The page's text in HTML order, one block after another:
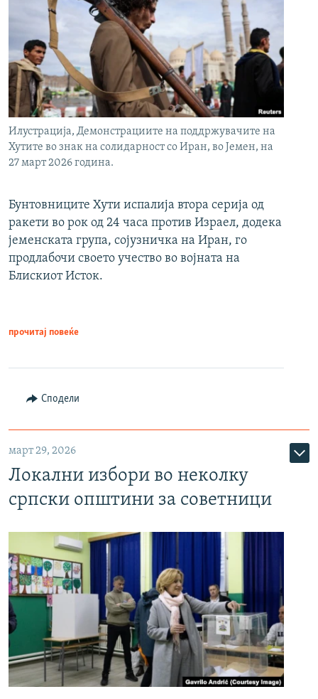
Илустрација, Демонстрациите на поддржувачите на
Хутите во знак на солидарност со Иран, во Јемен, на
27 март 2026 година.
Бунтовниците Хути испалија втора серија од
ракети во рок од 24 часа против Израел, додека
јеменската група, сојузничка на Иран, го
продлабочи своето учество во војната на
Блискиот Исток.
прочитај повеќе
Сподели
март 29, 2026
Локални избори во неколку
српски општини за советници